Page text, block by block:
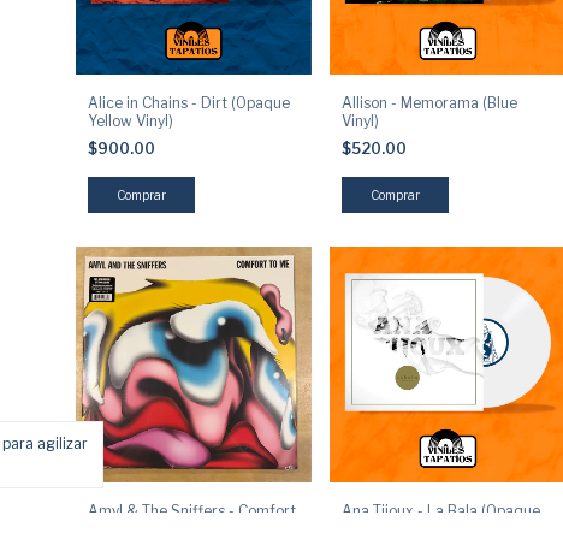
para agilizar
Alice in Chains - Dirt (Opaque
Yellow Vinyl)
$900.00
Allison - Memorama (Blue
Vinyl)
$520.00
Amyl & The Sniffers - Comfort
Ana Tijoux - La Bala (Opaque